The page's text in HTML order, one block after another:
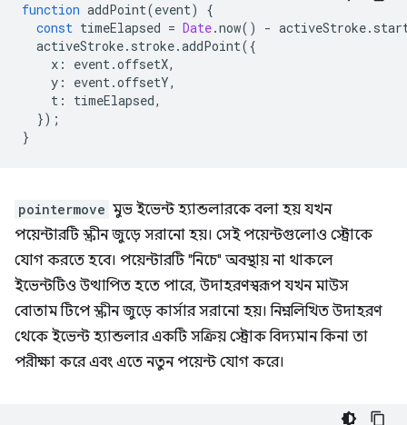
function addPoint(event)
{
const timeElapsed = Date.now() - activeStroke.
activeStroke. stroke.addPoint({
x : event.offsetX,
y : event.offsetY,
t : timeElapsed,
});
}
pointermove মুভ ইভেন্ট হ্যান্ডলারকে বলা হয় যখন
পয়েন্টারটি স্ক্রীন জুড়ে সরানো হয়। সেই পয়েন্টগুলোও স্ট্রোকে
যোগ করতে হবে। পয়েন্টারটি "নিচে" অবস্থায় না থাকলে
ইভেন্টটিও উত্থাপিত হতে পারে, উদাহরণস্বরূপ যখন মাউস
বোতাম টিপে স্ক্রীন জুড়ে কার্সার সরানো হয়। নিম্নলিখিত উদাহরণ
থেকে ইভেন্ট হ্যান্ডলার একটি সক্রিয় স্ট্রোক বিদ্যমান কিনা তা
পরীক্ষা করে এবং এতে নতুন পয়েন্ট যোগ করে।